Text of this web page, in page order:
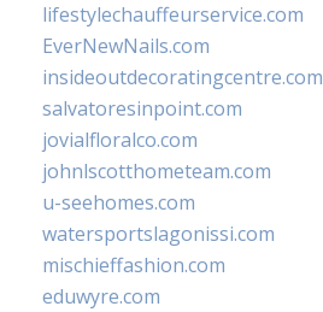
lifestylechauffeurservice.com
EverNewNails.com
insideoutdecoratingcentre.com
salvatoresinpoint.com
jovialfloralco.com
johnlscotthometeam.com
u-seehomes.com
watersportslagonissi.com
mischieffashion.com
eduwyre.com